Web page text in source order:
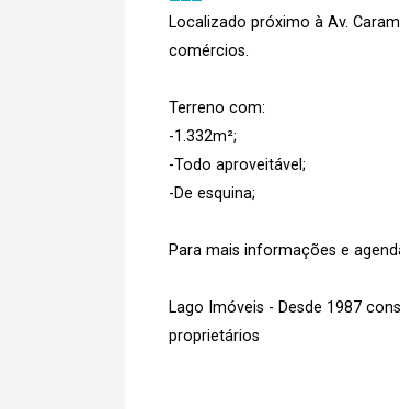
Localizado próximo à Av.
comércios.
Terreno com:
-1.332m²;
-Todo aproveitável;
-De esquina;
Para mais informações e
Lago Imóveis - Desde 1987
proprietários